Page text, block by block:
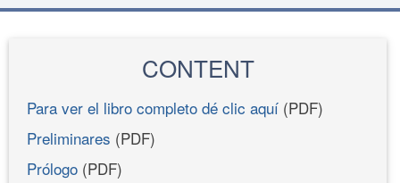
CONTENT
Para ver el libro completo dé clic aquí (PDF)
Preliminares (PDF)
Prólogo (PDF)